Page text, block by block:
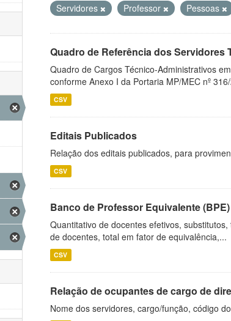
Servidores
Professor Pessoas
Quadro de Referência dos Servidores
Quadro de Cargos Técnico-Administrativos
conforme Anexo I da Portaria MP/MEC nº
CSV
Editais Publicados
Relação dos editais publicados, para
CSV
Banco de Professor Equivalente (BPE)
Quantitativo de docentes efetivos,
de docentes, total em fator de equivalência,...
CSV
Relação de ocupantes de cargo de
Nome dos servidores, cargo/função, código